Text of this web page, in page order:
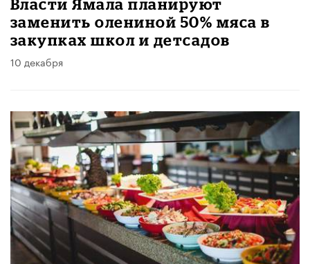
Власти Ямала планируют
заменить олениной 50% мяса в
закупках школ и детсадов
10 декабря